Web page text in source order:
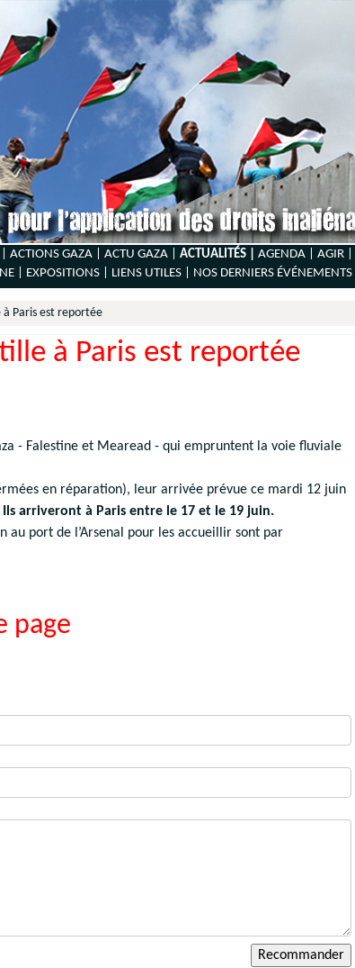
ACTIONS GAZA | ACTU GAZA | ACTUALITÉS | AGENDA | AGIR |
|
EXPOSITIONS | LIENS UTILES | NOS DERNIERS ÉVÉNEMENTS |
à Paris est reportée
à Paris est reportée
- Falestine et Mearead - qui empruntent la voie fluviale
en réparation), leur arrivée prévue ce mardi 12 juin
Ils arriveront à Paris entre le 17 et le 19 juin.
au port de l’Arsenal pour les accueillir sont par
page